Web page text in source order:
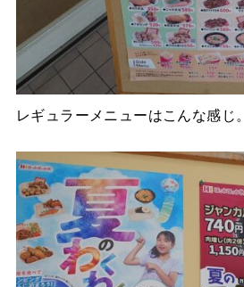
レギュラーメニューはこんな感じ。